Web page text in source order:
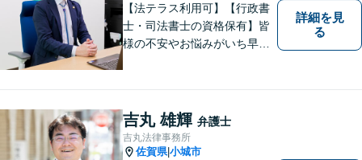
【法テラス利用可】【行政書
士・司法書士の資格保有】皆
様の不安やお悩みがいち早く
たします。また、依頼者様が
お悩みを話しやすい環境作り
を心がけております。
詳細を見
る
吉丸 雄輝 弁護士
吉丸法律事務所
佐賀県|小城市